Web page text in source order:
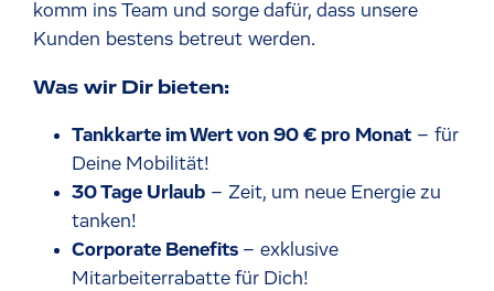
komm ins Team und sorge dafür, dass unsere
Kunden bestens betreut werden.
Was wir Dir bieten:
Tankkarte im Wert von 90 € pro Monat – für
Deine Mobilität!
30 Tage Urlaub – Zeit, um neue Energie zu
tanken!
Corporate Benefits – exklusive
Mitarbeiterrabatte für Dich!